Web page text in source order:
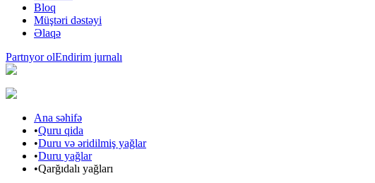
Bloq
Müştəri dəstəyi
Əlaqə
Partnyor olEndirim jurnalı
Ana səhifə
•Quru qida
•Duru və əridilmiş yağlar
•Duru yağlar
•Qarğıdalı yağları